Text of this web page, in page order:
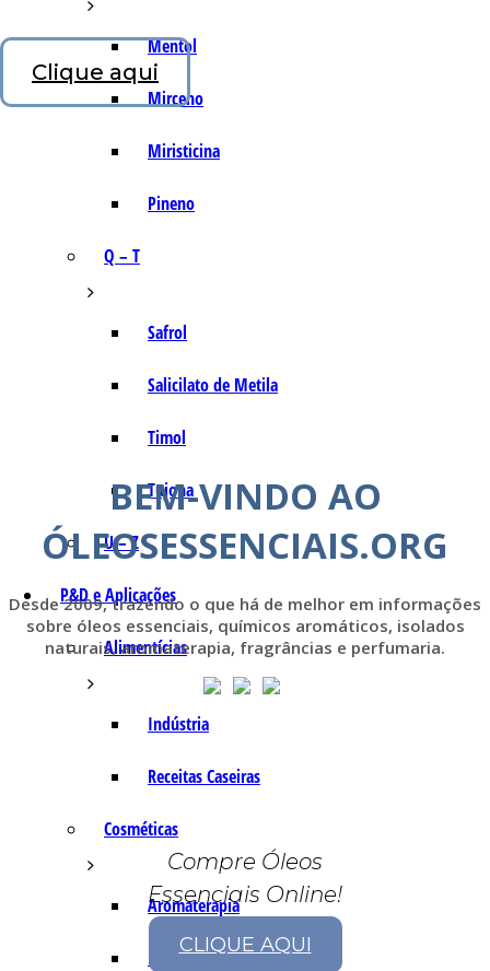
Mentol
Mirceno
Miristicina
Pineno
Q – T
Safrol
Salicilato de Metila
Timol
Tujona
U – Z
P&D e Aplicações
Alimentícias
Indústria
Receitas Caseiras
Cosméticas
Aromaterapia
Fórmulas Caseiras
Clique aqui
BEM-VINDO AO
ÓLEOSESSENCIAIS.ORG
Desde 2009, trazendo o que há de melhor em informações
sobre óleos essenciais, químicos aromáticos, isolados
naturais, aromaterapia, fragrâncias e perfumaria.
Compre Óleos
Essenciais Online!
CLIQUE AQUI